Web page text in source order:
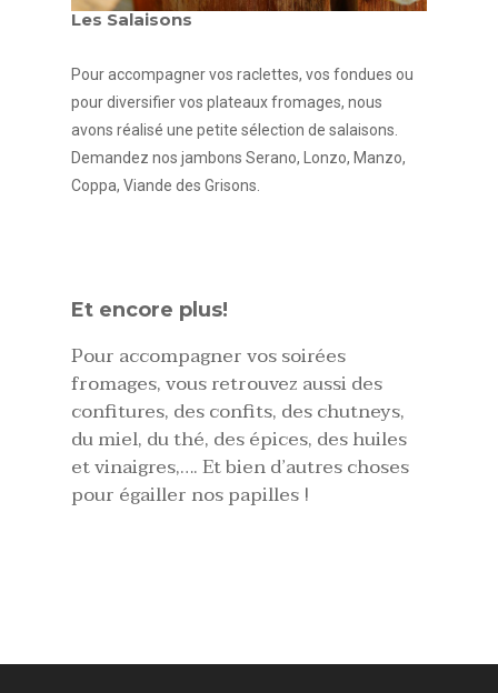
Les Salaisons
Pour accompagner vos raclettes, vos fondues ou
pour diversifier vos plateaux fromages, nous
avons réalisé une petite sélection de salaisons.
Demandez nos jambons Serano, Lonzo, Manzo,
Coppa, Viande des Grisons.
Et encore plus!
Pour accompagner vos soirées
fromages, vous retrouvez aussi des
confitures, des confits, des chutneys,
du miel, du thé, des épices, des huiles
et vinaigres,…. Et bien d’autres choses
pour égailler nos papilles !